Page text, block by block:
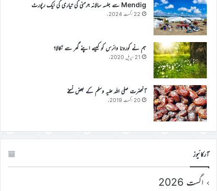
Mendig سے جلسہ سالانہ جرمنی کی تیاری کی ایک رپورٹ
22 اگست 2024ء
ہم نے کورونا وائرس کو کیسے اپنے گھر سے نکالا؟
21 اپریل 2020ء
آنحضرت صلی اللہ علیہ وسلم کے بعض نسخے
20 اگست 2019ء
آرکائیوز
اگست 2026